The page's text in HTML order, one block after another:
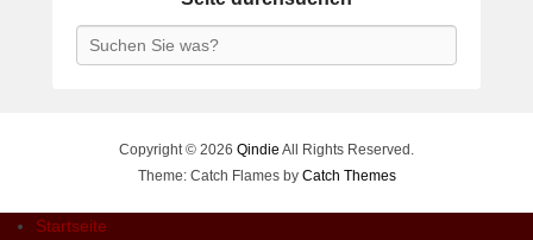
Search
Copyright © 2026 Qindie All Rights Reserved.
Theme: Catch Flames by Catch Themes
Startseite